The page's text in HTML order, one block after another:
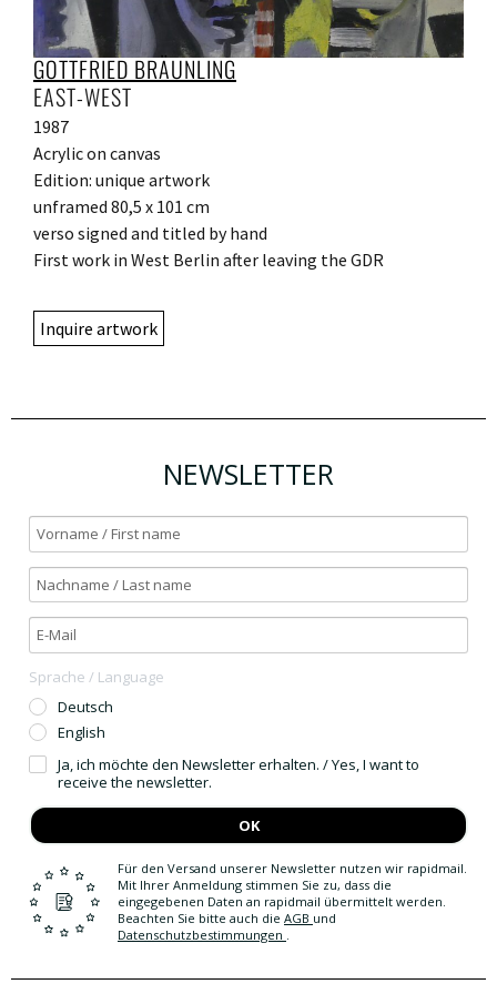
GOTTFRIED BRÄUNLING
EAST-WEST
1987
Acrylic on canvas
Edition: unique artwork
unframed 80,5 x 101 cm
verso signed and titled by hand
First work in West Berlin after leaving the GDR
Inquire artwork
NEWSLETTER
Sprache / Language
Deutsch
English
Ja, ich möchte den Newsletter erhalten. / Yes, I want to
receive the newsletter.
OK
Für den Versand unserer Newsletter nutzen wir rapidmail.
Mit Ihrer Anmeldung stimmen Sie zu, dass die
eingegebenen Daten an rapidmail übermittelt werden.
Beachten Sie bitte auch die AGB und
Datenschutzbestimmungen .